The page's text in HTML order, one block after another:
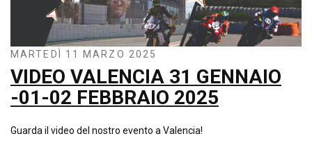
MARTEDÌ 11 MARZO 2025
VIDEO VALENCIA 31 GENNAIO
-01-02 FEBBRAIO 2025
Guarda il video del nostro evento a Valencia!